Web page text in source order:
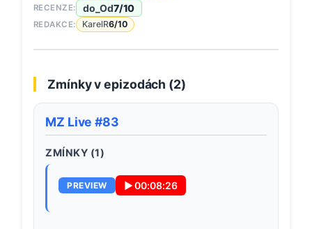
RECENZE: do_Od7/10
REDAKCE: KarelR6/10
Zmínky v epizodách (2)
MZ Live #83
ZMÍNKY (1)
PREVIEW ▶00:08:26